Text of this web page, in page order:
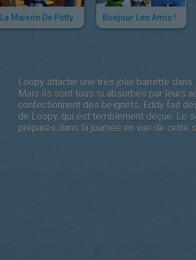
La Maison De Petty Bonjour Les Amis !
Loopy attache une très jolie barrette
Mais ils sont tous si absorbés par leurs
confectionnent des beignets, Eddy fait
de Loopy, qui est terriblement déçue. Le
préparés dans la journée en vue de cette